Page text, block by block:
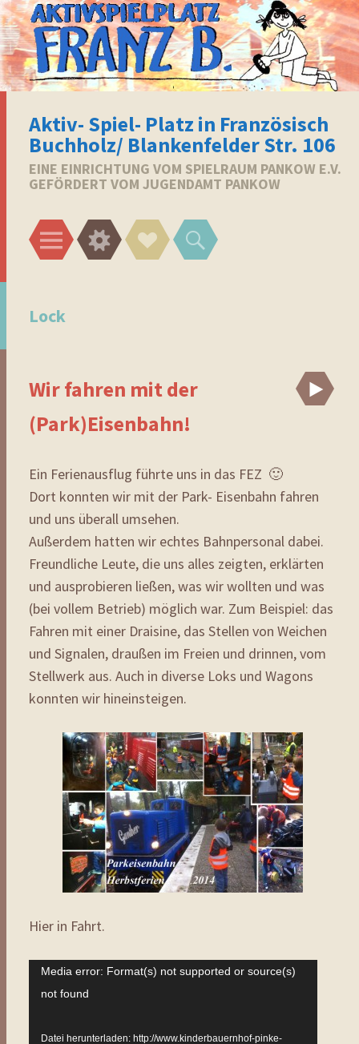
Aktiv- Spiel- Platz in Französisch
Buchholz/ Blankenfelder Str. 106
EINE EINRICHTUNG VOM SPIELRAUM PANKOW E.V.
GEFÖRDERT VOM JUGENDAMT PANKOW
Menü WidgetsSocial-
Links
Suchen
Lock
Wir fahren mit der
(Park)Eisenbahn!
Ein Ferienausflug führte uns in das FEZ 🙂
Dort konnten wir mit der Park- Eisenbahn fahren
und uns überall umsehen.
Außerdem hatten wir echtes Bahnpersonal dabei.
Freundliche Leute, die uns alles zeigten, erklärten
und ausprobieren ließen, was wir wollten und was
(bei vollem Betrieb) möglich war. Zum Beispiel: das
Fahren mit einer Draisine, das Stellen von Weichen
und Signalen, draußen im Freien und drinnen, vom
Stellwerk aus. Auch in diverse Loks und Wagons
konnten wir hineinsteigen.
Hier in Fahrt.
Video-
Player
Media error: Format(s) not supported or source(s)
not found
Datei herunterladen: http://www.kinderbauernhof-pinke-